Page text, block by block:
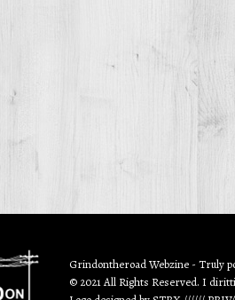
Grindontheroad Webzine - Truly
© 2021 All Rights Reserved. I